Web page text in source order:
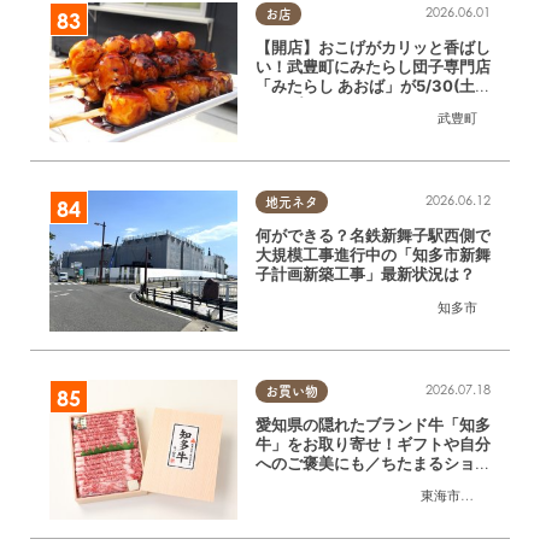
お店
武豊町
2026.06.01
【開店】おこげがカリッと香ばし
い！武豊町にみたらし団子専門店
「みたらし あおば」が5/30(土)
地元ネタ
知多市
2026.06.12
何ができる？名鉄新舞子駅西側で
大規模工事進行中の「知多市新舞
子計画新築工事」最新状況は？
お買い物
東海市
,大府市
2026.07.18
愛知県の隠れたブランド牛「知多
牛」をお取り寄せ！ギフトや自分
へのご褒美にも／ちたまるショッ